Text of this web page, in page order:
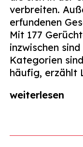
verbreiten.
erfundenen
Mit 177
inzwischen
Kategorien
häufig, erzählt
weiterlesen